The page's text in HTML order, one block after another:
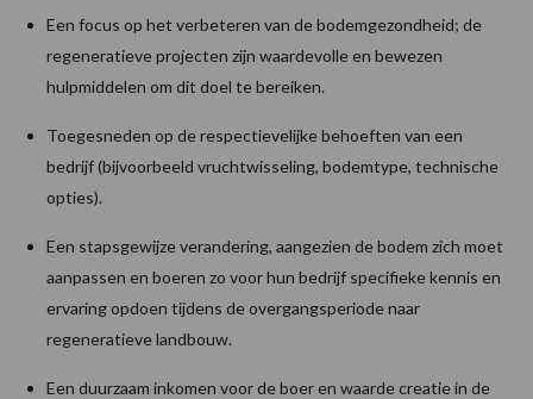
Een focus op het verbeteren van de bodemgezondheid; de
regeneratieve projecten zijn waardevolle en bewezen
hulpmiddelen om dit doel te bereiken.
Toegesneden op de respectievelijke behoeften van een
bedrijf (bijvoorbeeld vruchtwisseling, bodemtype, technische
opties).
Een stapsgewijze verandering, aangezien de bodem zich moet
aanpassen en boeren zo voor hun bedrijf specifieke kennis en
ervaring opdoen tijdens de overgangsperiode naar
regeneratieve landbouw.
Een duurzaam inkomen voor de boer en waarde creatie in de